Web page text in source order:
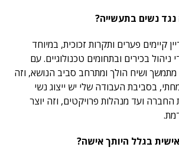
נשים בתעשייה?
קיימים פערים ותקרות זכוכית, במיוחד
ניהול בכירים ובתחומים טכנולוגיים. עם
מתמשך ושיח הולך ומתרחב סביב הנושא, וזה
בסביבת העבודה שלי יש ייצוג נשי
ועד מנהלות פרויקטים, וזה יוצר
בגלל היותך אישה?